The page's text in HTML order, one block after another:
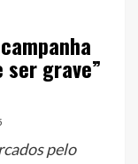
ser grave”
pelo